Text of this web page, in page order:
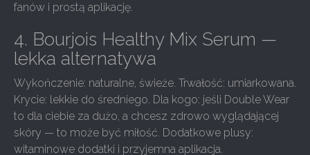
fanów i prostą aplikację.
4. Bourjois Healthy Mix Serum —
lekka alternatywa
Wykończenie: naturalne, świeże. Trwałość: umiarkowana.
Krycie: lekkie do średniego. Dla kogo: jeśli Double Wear
to dla ciebie za dużo, a chcesz zdrowo wyglądającej
skóry — to może być miłość. Dodatkowe plusy:
witaminowe dodatki i przyjemna aplikacja.